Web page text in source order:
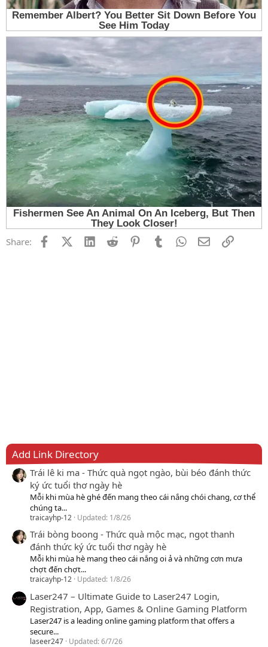
Share: FacebookX (Twitter)
LinkedInReddit PinterestTumblrWhatsApp
EmailLink
Add Link Directory
Trái lê ki ma - Thức quà ngọt ngào, bùi béo đánh thức
ký ức tuổi thơ ngày hè
Mỗi khi mùa hè ghé đến mang theo cái nắng chói chang, cơ thể
chúng ta...
traicayhp-12 Updated: 1/8/26
Trái bòng boong - Thức quà mộc mạc, ngọt thanh
đánh thức ký ức tuổi thơ ngày hè
Mỗi khi mùa hè mang theo cái nắng oi ả và những cơn mưa
chợt đến chợt...
traicayhp-12 Updated: 1/8/26
Laser247 – Ultimate Guide to Laser247 Login,
Registration, App, Games & Online Gaming Platform
Laser247 is a leading online gaming platform that offers a
secure...
laseer247 Updated:6/7/26